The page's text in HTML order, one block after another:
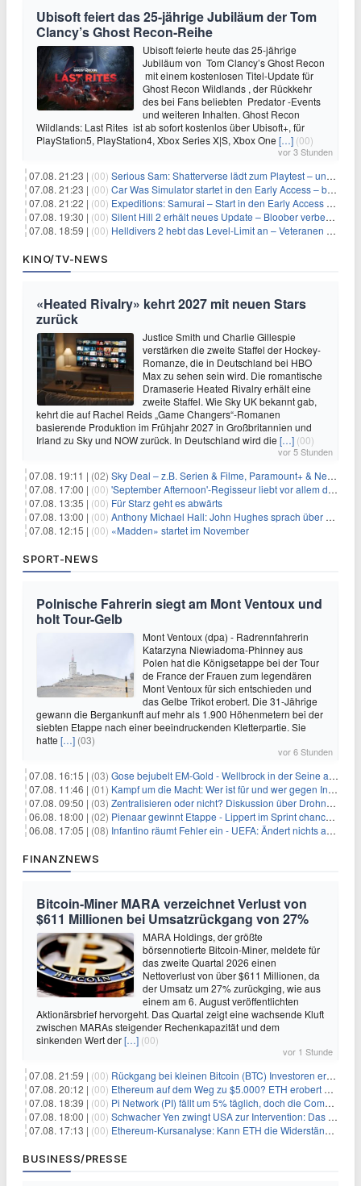
Ubisoft feiert das 25-jährige Jubiläum der Tom
Clancy’s Ghost Recon-Reihe
Ubisoft feierte heute das 25-jährige
Jubiläum von Tom Clancy’s Ghost Recon
mit einem kostenlosen Titel-Update für
Ghost Recon Wildlands , der Rückkehr
des bei Fans beliebten Predator -Events
und weiteren Inhalten. Ghost Recon
Wildlands: Last Rites ist ab sofort kostenlos über Ubisoft+, für
PlayStation5, PlayStation4, Xbox Series X|S, Xbox One […] (00)
vor 3 Stunden
07.08. 21:23 | (00) Serious Sam: Shatterverse lädt zum Playtest – und erscheint schon bald!
07.08. 21:23 | (00) Car Was Simulator startet in den Early Access – bald gehts los!
07.08. 21:22 | (00) Expeditions: Samurai – Start in den Early Access ab heute im feudalen Japan
07.08. 19:30 | (00) Silent Hill 2 erhält neues Update – Bloober verbessert Grafik und Performance
07.08. 18:59 | (00) Helldivers 2 hebt das Level-Limit an – Veteranen können endlich weiter aufsteigen
KINO/TV-NEWS
«Heated Rivalry» kehrt 2027 mit neuen Stars
zurück
Justice Smith und Charlie Gillespie
verstärken die zweite Staffel der Hockey-
Romanze, die in Deutschland bei HBO
Max zu sehen sein wird. Die romantische
Dramaserie Heated Rivalry erhält eine
zweite Staffel. Wie Sky UK bekannt gab,
kehrt die auf Rachel Reids „Game Changers“-Romanen
basierende Produktion im Frühjahr 2027 in Großbritannien und
Irland zu Sky und NOW zurück. In Deutschland wird die […] (00)
vor 5 Stunden
07.08. 19:11 | (02) Sky Deal – z.B. Serien & Filme, Paramount+ & Netflix für 19,99€/Monat
07.08. 17:00 | (00) 'September Afternoon'-Regisseur liebt vor allem die 'Banalität' in seinen Filmen
07.08. 13:35 | (00) Für Starz geht es abwärts
07.08. 13:00 | (00) Anthony Michael Hall: John Hughes sprach über eine Fortsetzung von 'The Breakfast Club'
07.08. 12:15 | (00) «Madden» startet im November
SPORT-NEWS
Polnische Fahrerin siegt am Mont Ventoux und
holt Tour-Gelb
Mont Ventoux (dpa) - Radrennfahrerin
Katarzyna Niewiadoma-Phinney aus
Polen hat die Königsetappe bei der Tour
de France der Frauen zum legendären
Mont Ventoux für sich entschieden und
das Gelbe Trikot erobert. Die 31-Jährige
gewann die Bergankunft auf mehr als 1.900 Höhenmetern bei der
siebten Etappe nach einer beeindruckenden Kletterpartie. Sie
hatte […] (03)
vor 6 Stunden
07.08. 16:15 | (03) Gose bejubelt EM-Gold - Wellbrock in der Seine ausgebremst
07.08. 11:46 | (01) Kampf um die Macht: Wer ist für und wer gegen Infantino?
07.08. 09:50 | (03) Zentralisieren oder nicht? Diskussion über Drohnenabwehr
06.08. 18:00 | (02) Pienaar gewinnt Etappe - Lippert im Sprint chancenlos
06.08. 17:05 | (08) Infantino räumt Fehler ein - UEFA: Ändert nichts an Boykott
FINANZNEWS
Bitcoin-Miner MARA verzeichnet Verlust von
$611 Millionen bei Umsatzrückgang von 27%
MARA Holdings, der größte
börsennotierte Bitcoin-Miner, meldete für
das zweite Quartal 2026 einen
Nettoverlust von über $611 Millionen, da
der Umsatz um 27% zurückging, wie aus
einem am 6. August veröffentlichten
Aktionärsbrief hervorgeht. Das Quartal zeigt eine wachsende Kluft
zwischen MARAs steigender Rechenkapazität und dem
sinkenden Wert der[…] (00)
vor 1 Stunde
07.08. 21:59 | (00) Rückgang bei kleinen Bitcoin (BTC) Investoren erreicht Höchststand seit Dezember 2024
07.08. 20:12 | (00) Ethereum auf dem Weg zu $5.000? ETH erobert wichtige Marke zurück, während Institutionen weiter akkumulieren
07.08. 18:39 | (00) Pi Network (PI) fällt um 5% täglich, doch die Community bleibt optimistisch
07.08. 18:00 | (00) Schwacher Yen zwingt USA zur Intervention: Das größte Risiko seit 15 Jahren
07.08. 17:13 | (00) Ethereum-Kursanalyse: Kann ETH die Widerstände der gleitenden Durchschnitte überwinden?
BUSINESS/PRESSE